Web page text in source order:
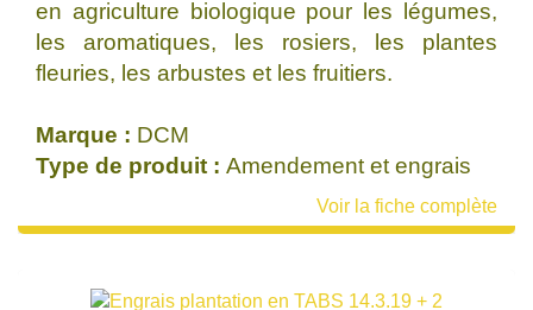
en agriculture biologique pour les légumes,
les aromatiques, les rosiers, les plantes
fleuries, les arbustes et les fruitiers.
Marque : DCM
Type de produit : Amendement et engrais
Voir la fiche complète